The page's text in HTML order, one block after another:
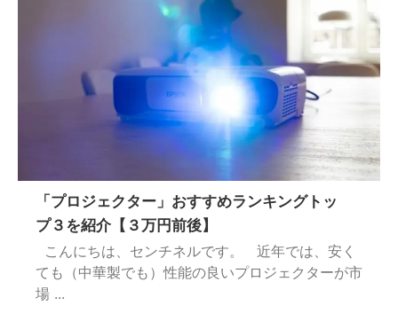
「プロジェクター」おすすめランキングトッ
プ３を紹介【３万円前後】
こんにちは、センチネルです。 近年では、安く
ても（中華製でも）性能の良いプロジェクターが市
場 ...